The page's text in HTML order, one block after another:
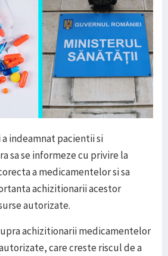
indeamnat pacientii si
sa se informeze cu privire la
a medicamentelor si sa
achizitionarii acestor
autorizate.
achizitionarii medicamentelor
care creste riscul de a